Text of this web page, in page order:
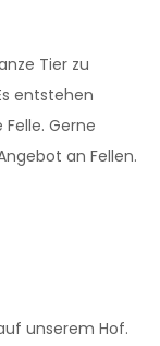
Tier zu
entstehen
Gerne
an Fellen.
unserem Hof.